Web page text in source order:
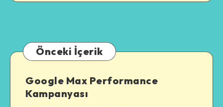
Önceki İçerik
Google Max Performance
Kampanyası